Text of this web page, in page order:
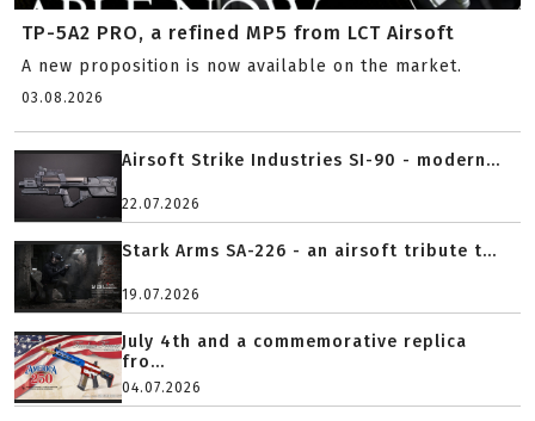
TP-5A2 PRO, a refined MP5 from LCT Airsoft
A new proposition is now available on the market.
03.08.2026
Airsoft Strike Industries SI-90 - modern...
22.07.2026
Stark Arms SA-226 - an airsoft tribute t...
19.07.2026
July 4th and a commemorative replica
fro...
04.07.2026